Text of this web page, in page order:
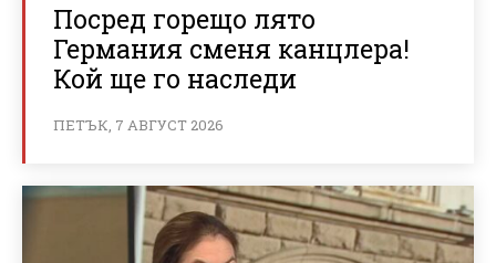
Посред горещо лято
Германия сменя канцлера!
Кой ще го наследи
ПЕТЪК, 7 АВГУСТ 2026